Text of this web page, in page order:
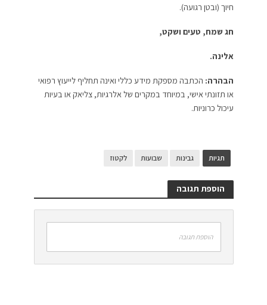
חיוך (ובטן רגועה).
חג שמח, טעים ושקט,
אלינה.
הבהרה: הכתבה מספקת מידע כללי ואינה תחליף לייעוץ רפואי
או תזונתי אישי, במיוחד במקרים של אלרגיות, צליאק או בעיות
עיכול כרוניות.
תגיות גבינות שבועות לקטוז
הוספת תגובה
הוספת תגובה